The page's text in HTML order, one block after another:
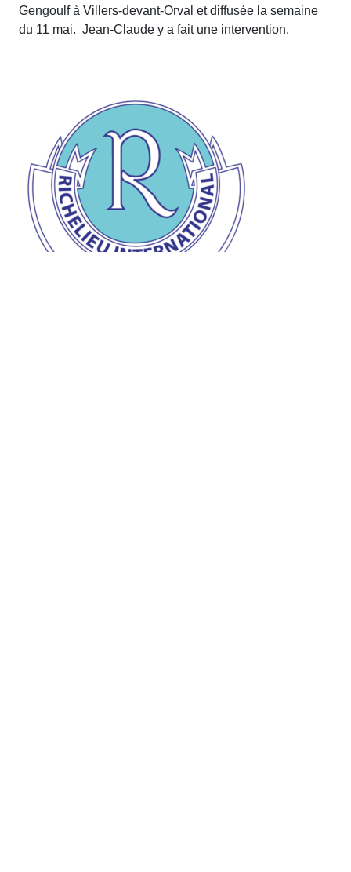
Gengoulf à Villers-devant-Orval et diffusée la semaine
du 11 mai. Jean-Claude y a fait une intervention.